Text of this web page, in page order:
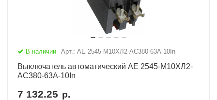
В наличии Арт.: АЕ 2545-М10ХЛ2-AC380-63А-10In
Выключатель автоматический АЕ 2545-М10ХЛ2-
AC380-63А-10In
7 132.25 р.